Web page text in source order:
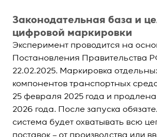
Законодательная база и
цифровой маркировки
Эксперимент проводится на
Постановления Правительства
22.02.2025. Маркировка
компонентов транспортных
25 февраля 2025 года и продлена
2026 года. После запуска
система будет охватывать всю